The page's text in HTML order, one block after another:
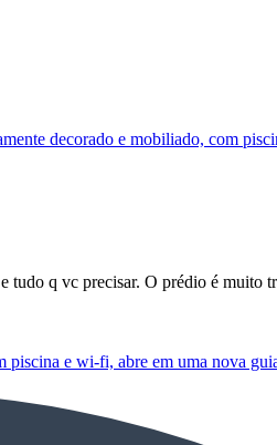
decorado e mobiliado, com
q vc precisar. O prédio é
piscina e wi-fi, abre em uma nova